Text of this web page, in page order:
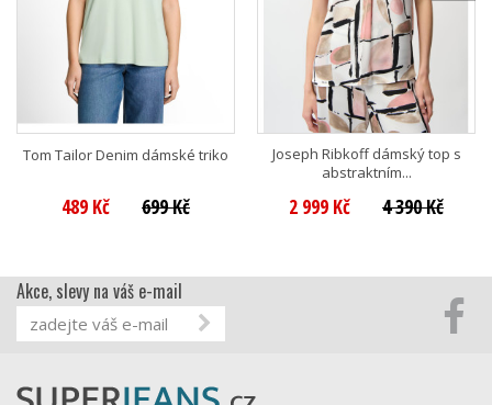
Tom Tailor Denim dámské triko
489 Kč 699 Kč
Joseph Ribkoff dámský top s
abstraktním...
2 999 Kč 4 390 Kč
Akce, slevy na váš e-mail